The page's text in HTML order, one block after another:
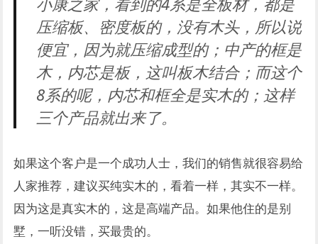
压缩板、密度板的，没有木头，所以说
便宜，因为就压缩成型的；中产的框是
木，内芯是板，这叫板木结合；而这个
8系的呢，内芯和框全是实木的；这样
三个产品就出来了。
如果这个客户是一个成功人士，我们的销售就很容易给
人家推荐，建议买纯实木的，看着一样，其实不一样。
因为这是真实木的，这是高端产品。如果他住的是别
墅，一听没错，买最贵的。